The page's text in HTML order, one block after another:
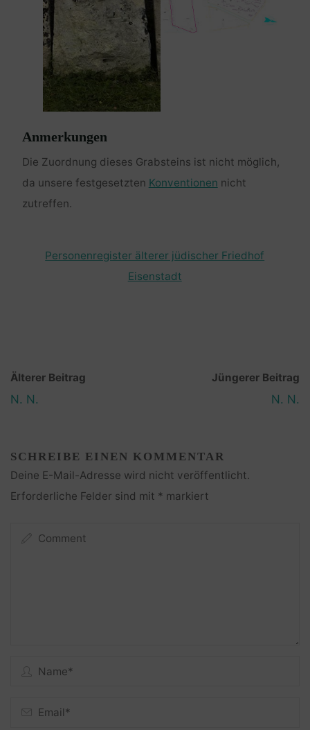
Anmerkungen
Die Zuordnung dieses Grabsteins ist nicht möglich,
da unsere festgesetzten Konventionen nicht
zutreffen.
Personenregister älterer jüdischer Friedhof
Eisenstadt
Älterer Beitrag
N. N.
Jüngerer Beitrag
N. N.
SCHREIBE EINEN KOMMENTAR
Deine E-Mail-Adresse wird nicht veröffentlicht.
Erforderliche Felder sind mit * markiert